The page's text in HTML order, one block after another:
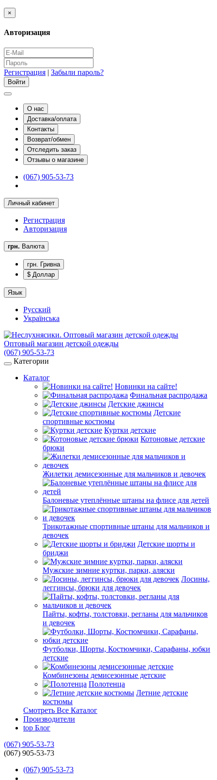
×
Авторизация
Регистрация | Забыли пароль?
О нас
Доставка/оплата
Контакты
Возврат/обмен
Отследить заказ
Отзывы о магазине
(067) 905-53-73
Личный кабинет
Регистрация
Авторизация
грн. Валюта
грн. Гривна
$ Доллар
Язык
Русский
Українська
Оптовый магазин детской одежды
(067) 905-53-73
Категории
Каталог
Новинки на сайте!
Финальная распродажа
Детские джинсы
Детские
спортивные костюмы
Куртки детские
Котоновые детские
брюки
Жилетки демисезонные для мальчиков и девочек
Балоневые утеплённые штаны на флисе для детей
Трикотажные спортивные штаны для мальчиков и
девочек
Детские шорты и
бриджи
Мужские зимние куртки, парки, аляски
Лосины,
леггинсы, брюки для девочек
Пайты, кофты, толстовки, регланы для мальчиков
и девочек
Футболки, Шорты, Костюмчики, Сарафаны, юбки
детские
Комбинезоны демисезонные детские
Полотенца
Летние детские
костюмы
Смотреть Все Каталог
Производители
top Блог
(067) 905-53-73
(067) 905-53-73
(067) 905-53-73